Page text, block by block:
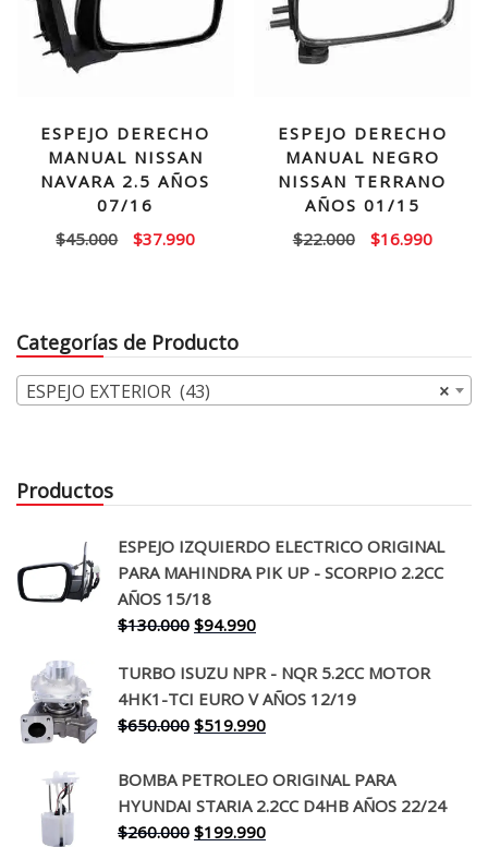
ESPEJO DERECHO
MANUAL NISSAN
NAVARA 2.5 AÑOS
07/16
$45.000
El
$45.000.
$37.990El
$37.990.
ESPEJO DERECHO
MANUAL NEGRO
NISSAN TERRANO
AÑOS 01/15
$22.000
El
$16.990El
Categorías de Producto
×
ESPEJO EXTERIOR (43)
Productos
ESPEJO IZQUIERDO ELECTRICO ORIGINAL
PARA MAHINDRA PIK UP - SCORPIO 2.2CC
AÑOS 15/18
$130.000 El
original
era:
$130.000.
$94.990El
actual
es:
$94.990.
TURBO ISUZU NPR - NQR 5.2CC MOTOR
4HK1-TCI EURO V AÑOS 12/19
$650.000 El
original
era:
$650.000.
$519.990El
actual
es:
$519.990.
BOMBA PETROLEO ORIGINAL PARA
HYUNDAI STARIA 2.2CC D4HB AÑOS 22/24
$260.000 El
$199.990El